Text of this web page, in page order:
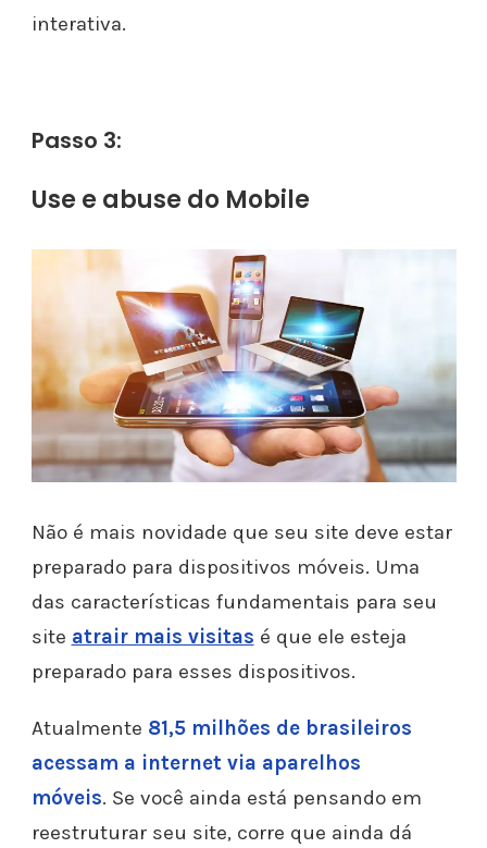
interativa.
Passo 3:
Use e abuse do Mobile
Não é mais novidade que seu site deve estar
preparado para dispositivos móveis. Uma
das características fundamentais para seu
site atrair mais visitas é que ele esteja
preparado para esses dispositivos.
Atualmente 81,5 milhões de brasileiros
acessam a internet via aparelhos
móveis. Se você ainda está pensando em
reestruturar seu site, corre que ainda dá